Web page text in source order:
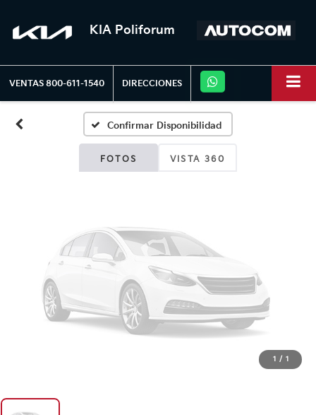
KIA Poliforum
VENTAS 800-611-1540 DIRECCIONES
Confirmar Disponibilidad
FOTOS VISTA 360
Disponibles
Por favor, revise luego
1 / 1